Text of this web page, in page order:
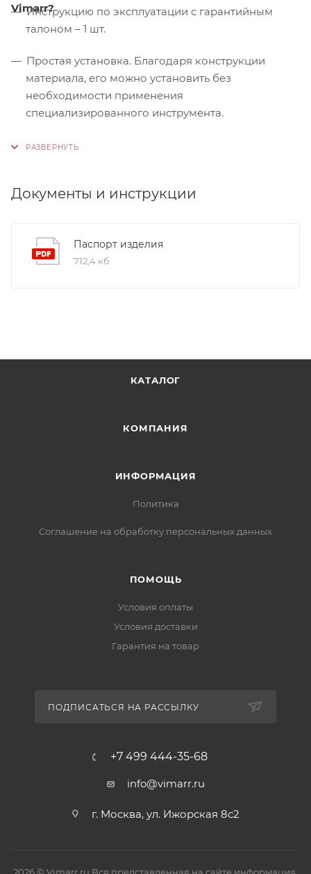
Инструкцию по эксплуатации с гарантийным
талоном – 1 шт.
Vimarr?
Простая установка. Благодаря конструкции
материала, его можно установить без
необходимости применения
специализированного инструмента.
используются только высококачественные
международным стандартам сертификации ISO
9001:2015. Это обеспечивает надежность и
Документы и инструкции
Паспорт изделия
712,4 кб
КАТАЛОГ
КОМПАНИЯ
ИНФОРМАЦИЯ
Политика
Соглашение на обработку персональных данных
ПОМОЩЬ
Условия оплаты
Условия доставки
Гарантия на товар
ПОДПИСАТЬСЯ НА РАССЫЛКУ
+7 499 444-35-68
info@vimarr.ru
г. Москва, ул. Ижорская 8с2